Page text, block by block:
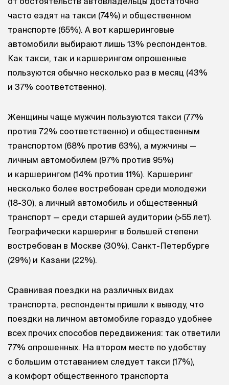
часто ездят на такси (74%) и общественном
транспорте (65%). А вот каршеринговые
автомобили выбирают лишь 13% респондентов.
Как такси, так и каршерингом опрошенные
пользуются обычно несколько раз в месяц (43%
и 37% соответственно).
Женщины чаще мужчин пользуются такси (77%
против 72% соответственно) и общественным
транспортом (68% против 63%), а мужчины —
личным автомобилем (97% против 95%)
и каршерингом (14% против 11%). Каршеринг
несколько более востребован среди молодежи
(18-30), а личный автомобиль и общественный
транспорт — среди старшей аудитории (>55 лет).
Географически каршеринг в большей степени
востребован в Москве (30%), Санкт-Петербурге
(29%) и Казани (22%).
Сравнивая поездки на различных видах
транспорта, респонденты пришли к выводу, что
поездки на личном автомобиле гораздо удобнее
всех прочих способов передвижения: так ответили
77% опрошенных. На втором месте по удобству
с большим отставанием следует такси (17%),
а комфорт общественного транспорта